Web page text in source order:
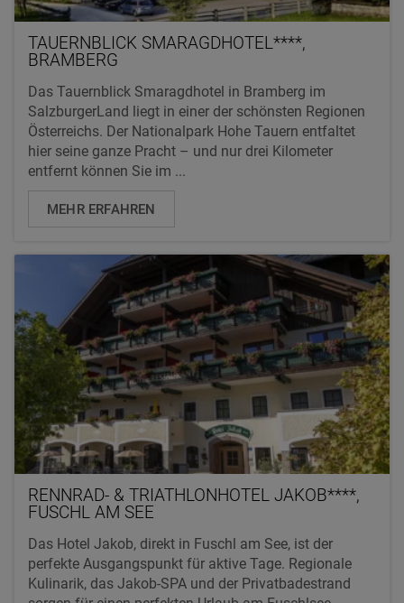
TAUERNBLICK SMARAGDHOTEL****,
BRAMBERG
Das Tauernblick Smaragdhotel in Bramberg im
SalzburgerLand liegt in einer der schönsten Regionen
Österreichs. Der Nationalpark Hohe Tauern entfaltet
hier seine ganze Pracht – und nur drei Kilometer
entfernt können Sie im ...
MEHR ERFAHREN
RENNRAD- & TRIATHLONHOTEL JAKOB****,
FUSCHL AM SEE
Das Hotel Jakob, direkt in Fuschl am See, ist der
perfekte Ausgangspunkt für aktive Tage. Regionale
Kulinarik, das Jakob-SPA und der Privatbadestrand